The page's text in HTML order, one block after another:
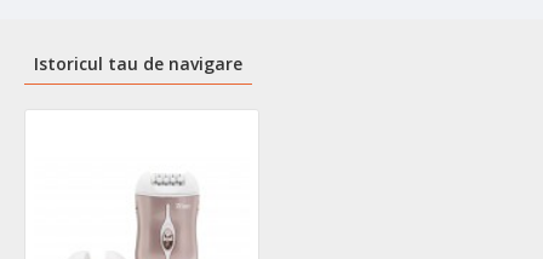
Istoricul tau de navigare